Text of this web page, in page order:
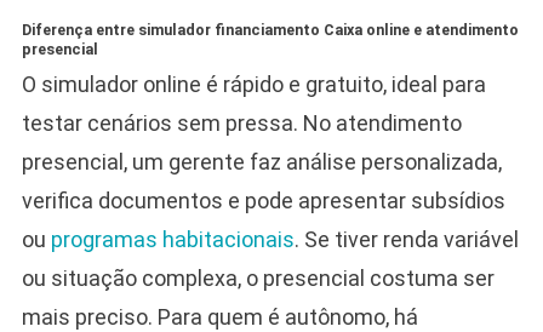
Diferença entre simulador financiamento Caixa online e atendimento
presencial
O simulador online é rápido e gratuito, ideal para
testar cenários sem pressa. No atendimento
presencial, um gerente faz análise personalizada,
verifica documentos e pode apresentar subsídios
ou programas habitacionais. Se tiver renda variável
ou situação complexa, o presencial costuma ser
mais preciso. Para quem é autônomo, há